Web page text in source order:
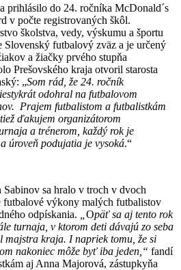
prihlásilo do 24. ročníka McDonald´s
v počte registrovaných škôl.
školstva, vedy, výskumu a športu
Slovenský futbalový zväz a je určený
a žiačky prvého stupňa
Prešovského kraja otvoril starosta
„Som rád, že 24. ročník
odohral na futbalovom
Prajem futbalistom a futbalistkám
ďakujem organizátorom
a trénerom, každý rok je
úroveň podujatia je vysoká.“
sa hralo v troch v dvoch
futbalové výkony malých futbalistov
odpískania.
Opäť sa aj tento rok
turnaja, v ktorom deti dávajú zo seba
majstra kraja. I napriek tomu, že si
nakoniec môže byť iba jeden,“ fandí
aj Anna Majorová, zástupkyňa